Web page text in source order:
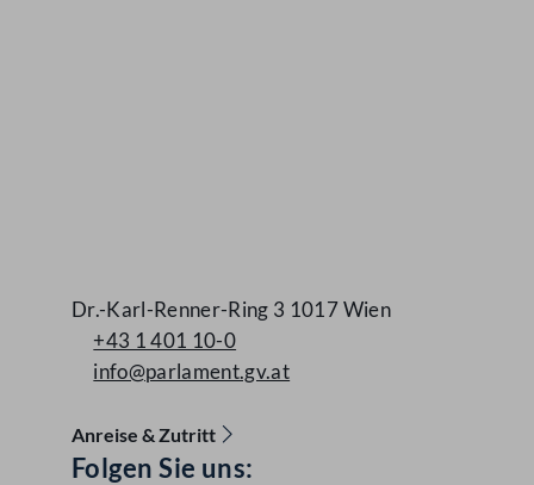
Accessibility Menu anzeigen
Dr.-Karl-Renner-Ring 3 1017 Wien
+43 1 401 10-0
info@parlament.gv.at
Anreise & Zutritt
Folgen Sie uns: